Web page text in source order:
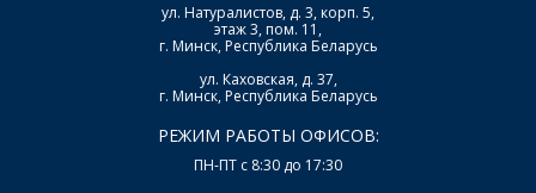
ул. Натуралистов, д. 3, корп. 5,
этаж 3, пом. 11,
г. Минск, Республика Беларусь
ул. Каховская, д. 37,
г. Минск, Республика Беларусь
РЕЖИМ РАБОТЫ ОФИСОВ:
ПН-ПТ с 8:30 до 17:30